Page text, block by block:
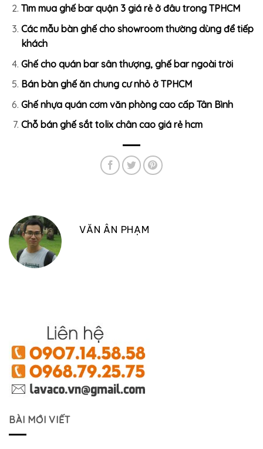
Tìm mua ghế bar quận 3 giá rẻ ở đâu trong TPHCM
Các mẫu bàn ghế cho showroom thường dùng để tiếp
khách
Ghế cho quán bar sân thượng, ghế bar ngoài trời
Bán bàn ghế ăn chung cư nhỏ ở TPHCM
Ghế nhựa quán cơm văn phòng cao cấp Tân Bình
Chỗ bán ghế sắt tolix chân cao giá rẻ hcm
VĂN ÂN PHẠM
BÀI MỚI VIẾT